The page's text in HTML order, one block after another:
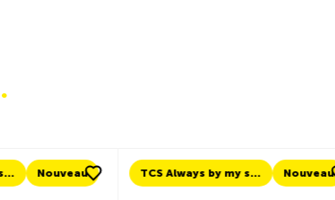
.
TCS Always by my side Nouveau Nouveau